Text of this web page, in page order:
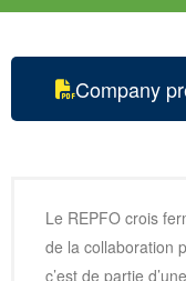
Company
Le REPFO crois
de la collaboration
c’est de partie